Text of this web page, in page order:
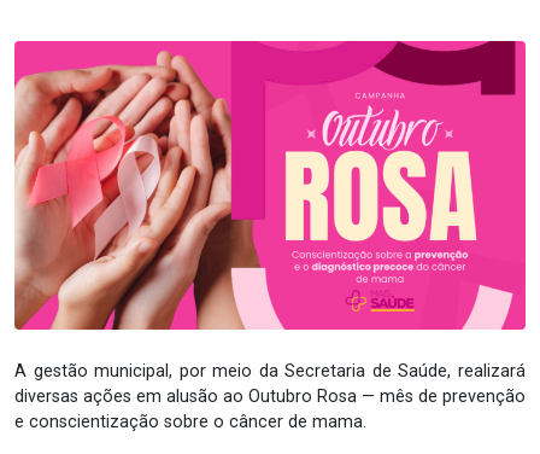
A gestão municipal, por meio da Secretaria de Saúde, realizará
diversas ações em alusão ao Outubro Rosa — mês de prevenção
e conscientização sobre o câncer de mama.